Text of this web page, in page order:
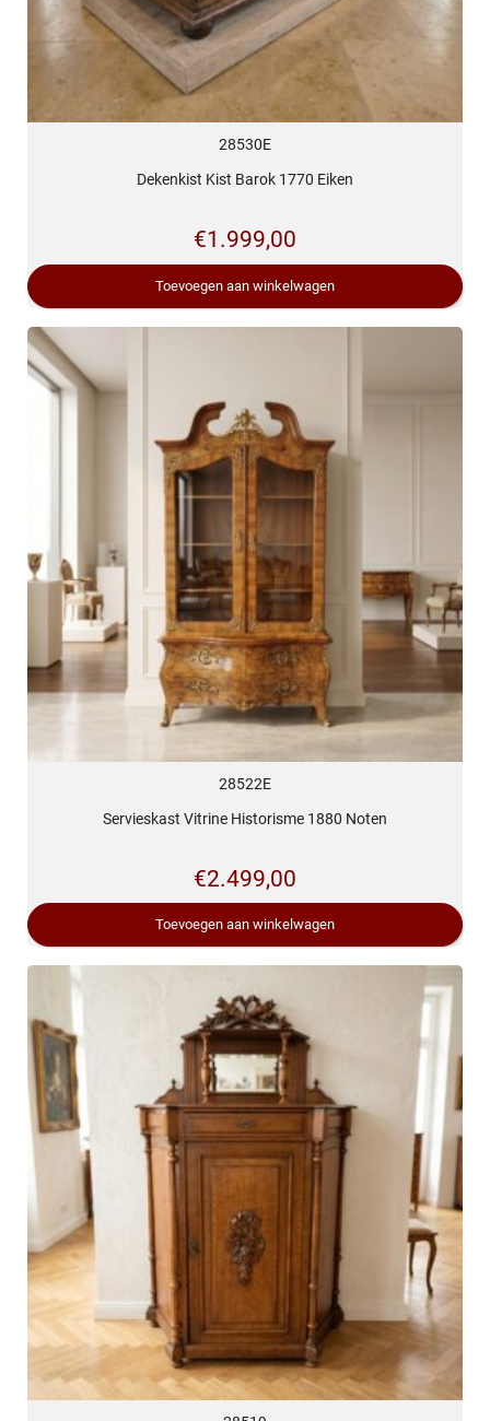
28530E
Dekenkist Kist Barok 1770 Eiken
€1.999,00
Toevoegen aan winkelwagen
28522E
Servieskast Vitrine Historisme 1880 Noten
€2.499,00
Toevoegen aan winkelwagen